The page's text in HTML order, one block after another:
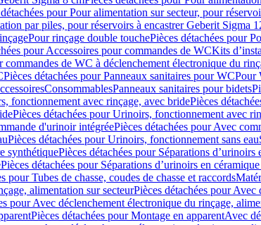
pour Pour alimentation sur secteur, pour
par piles, pour réservoirs à encastrer Geberit Sigma
Pour rinçage double touchePièces détachées pour
pour Accessoires pour commandes de WCKits
commandes de WC à déclenchement électronique du
Pièces détachées pour Panneaux sanitaires pour WCPour
ConsommablesPanneaux sanitaires pour bidets
fonctionnement avec rinçage, avec bridePièces
Pièces détachées pour Urinoirs, fonctionnement avec
d'urinoir intégréePièces détachées pour Avec
Pièces détachées pour Urinoirs, fonctionnement sans eau
synthétiquePièces détachées pour Séparations d’urinoirs
Pièces détachées pour Séparations d’urinoirs en
pour Tubes de chasse, coudes de chasse et raccords
alimentation sur secteurPièces détachées pour
pour Avec déclenchement électronique du rinçage,
Pièces détachées pour Montage en apparentAvec